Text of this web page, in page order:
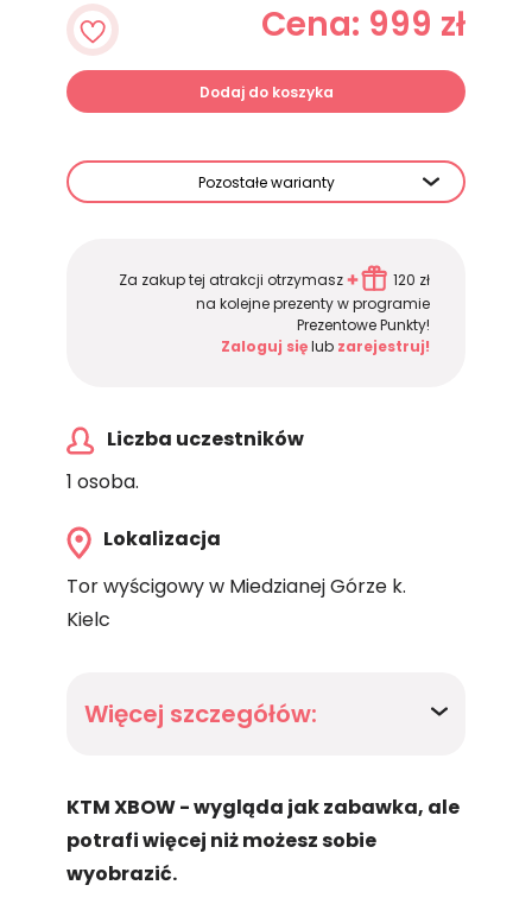
Cena: 999 zł
Dodaj do koszyka
Pozostałe warianty
Za zakup tej atrakcji otrzymasz
120 zł
na kolejne prezenty w programie
Prezentowe Punkty!
Zaloguj sięlub zarejestruj!
Liczba uczestników
1 osoba.
Lokalizacja
Tor wyścigowy w Miedzianej Górze k.
Kielc
Więcej szczegółów:
KTM XBOW - wygląda jak zabawka, ale
potrafi więcej niż możesz sobie
wyobrazić.